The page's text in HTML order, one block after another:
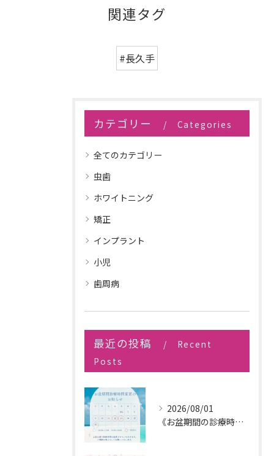
関連タグ
#長久手
カテゴリー Categories
全てのカテゴリー
虫歯
ホワイトニング
矯正
インプラント
小児
歯周病
最近の投稿
Recent
Posts
2026/08/01
《お盆期間の診療時間変更のお知らせ》